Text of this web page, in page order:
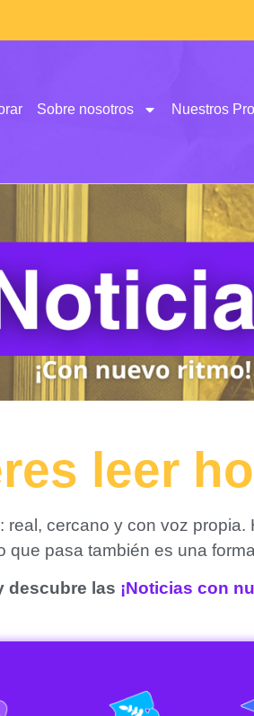
Sobre nosotros Nuestros
leer
cercano y con voz
que pasa también es una
descubre las ¡Noticias con